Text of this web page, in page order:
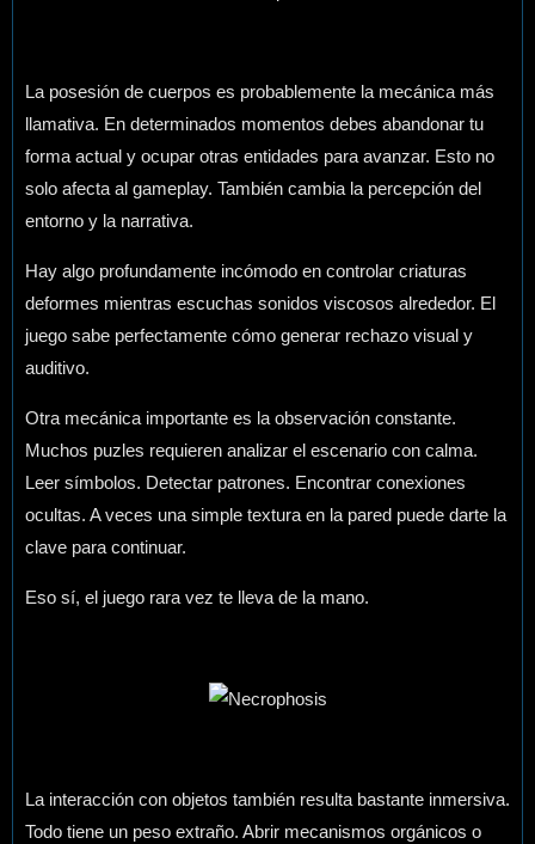
La posesión de cuerpos es probablemente la mecánica más
llamativa. En determinados momentos debes abandonar tu
forma actual y ocupar otras entidades para avanzar. Esto no
solo afecta al gameplay. También cambia la percepción del
entorno y la narrativa.
Hay algo profundamente incómodo en controlar criaturas
deformes mientras escuchas sonidos viscosos alrededor. El
juego sabe perfectamente cómo generar rechazo visual y
auditivo.
Otra mecánica importante es la observación constante.
Muchos puzles requieren analizar el escenario con calma.
Leer símbolos. Detectar patrones. Encontrar conexiones
ocultas. A veces una simple textura en la pared puede darte la
clave para continuar.
Eso sí, el juego rara vez te lleva de la mano.
La interacción con objetos también resulta bastante inmersiva.
Todo tiene un peso extraño. Abrir mecanismos orgánicos o